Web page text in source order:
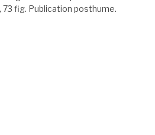
73 fig. Publication posthume.